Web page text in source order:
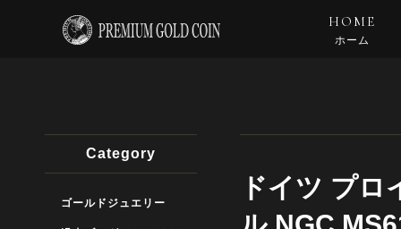
HOME
ホーム
ドイツ プ
Category
ゴールドジュエリー